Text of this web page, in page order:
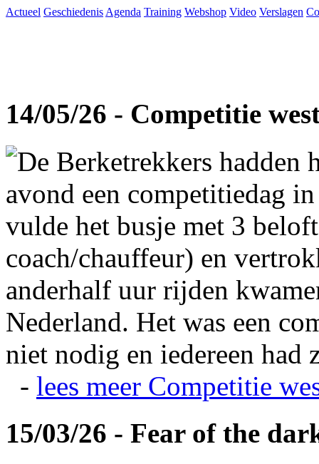
Actueel Geschiedenis Agenda Training Webshop Video Verslagen
14/05/26 - Competitie
De Berketrekkers hadden
avond een competitiedag
vulde het busje met 3
coach/chauffeur) en
anderhalf uur rijden
Nederland. Het was een
niet nodig en iedereen
- lees meer Competitie
15/03/26 - Fear of the